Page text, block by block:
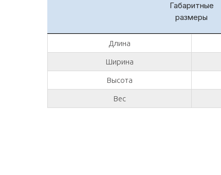
Габаритные
размеры
Длина
Ширина
Высота
Вес